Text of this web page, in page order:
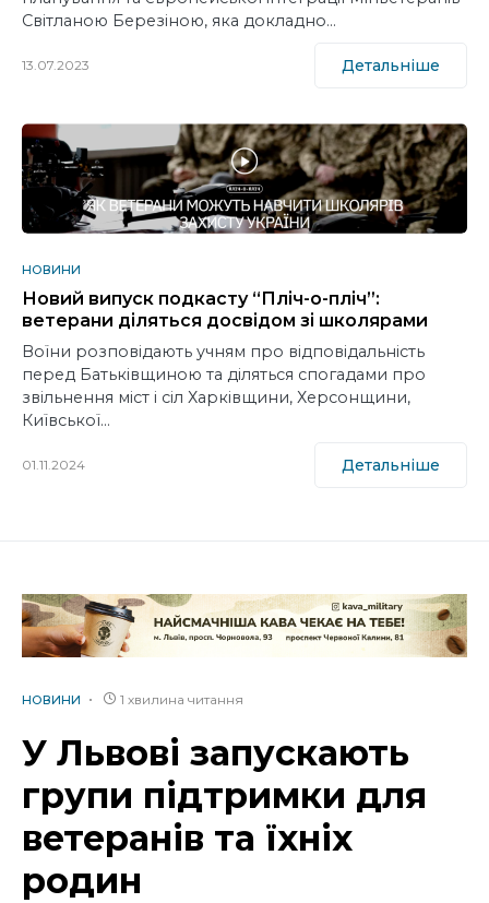
Світланою Березіною, яка докладно…
13.07.2023 Детальніше
НОВИНИ
Новий випуск подкасту “Пліч-о-пліч”:
ветерани діляться досвідом зі школярами
Воїни розповідають учням про відповідальність
перед Батьківщиною та діляться спогадами про
звільнення міст і сіл Харківщини, Херсонщини,
Київської…
01.11.2024 Детальніше
НОВИНИ 1 хвилина читання
У Львові запускають
групи підтримки для
ветеранів та їхніх
родин